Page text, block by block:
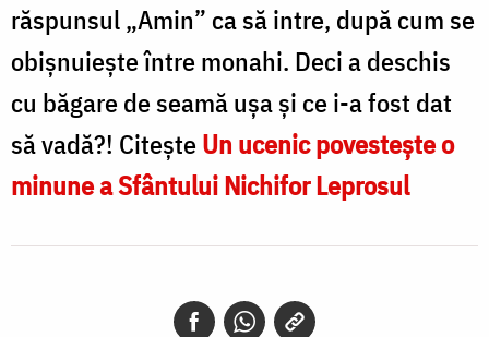
răspunsul „Amin” ca să intre, după cum se
obișnuiește între monahi. Deci a deschis
cu băgare de seamă ușa și ce i-a fost dat
să vadă?! CiteșteUn ucenic povestește o
minune a Sfântului Nichifor Leprosul